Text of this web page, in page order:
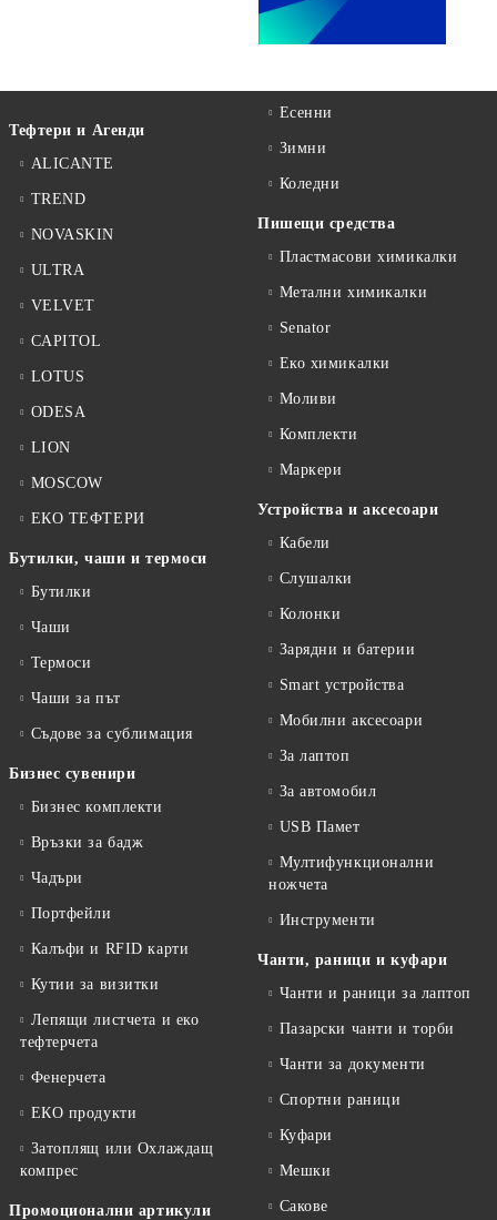
Тефтери и Агенди
ALICANTE
TREND
NOVASKIN
ULTRA
VELVET
CAPITOL
LOTUS
ODESA
LION
MOSCOW
ЕКО ТЕФТЕРИ
Бутилки, чаши и термоси
Бутилки
Чаши
Термоси
Чаши за път
Съдове за сублимация
Бизнес сувенири
Бизнес комплекти
Връзки за бадж
Чадъри
Портфейли
Калъфи и RFID карти
Кутии за визитки
Лепящи листчета и еко
тефтeрчета
Фенерчета
ЕКО продукти
Затоплящ или Охлаждащ
компрес
Промоционални артикули
Есенни
Зимни
Коледни
Пишещи средства
Пластмасови химикалки
Метални химикалки
Senator
Еко химикалки
Моливи
Комплекти
Маркери
Устройства и аксесоари
Кабели
Слушалки
Колонки
Зарядни и батерии
Smart устройства
Мобилни аксесоари
За лаптоп
За автомобил
USB Памет
Мултифункционални
ножчета
Инструменти
Чанти, раници и куфари
Чанти и раници за лаптоп
Пазарски чанти и торби
Чанти за документи
Спортни раници
Куфари
Мешки
Сакове